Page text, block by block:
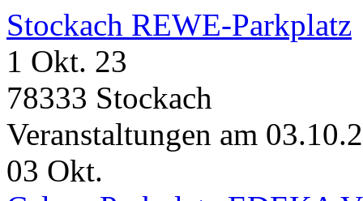
Stockach REWE-Parkplatz
1 Okt. 23
78333 Stockach
Veranstaltungen am
03 Okt.